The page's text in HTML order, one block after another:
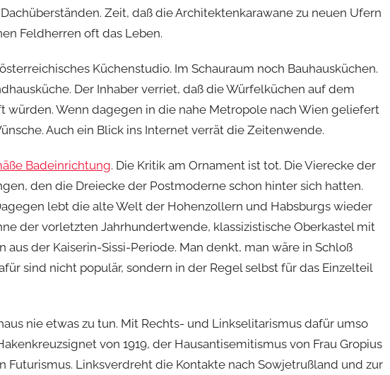
Zeit, daß die Architektenkarawane zu neuen Ufern
Feldherren oft das Leben.
Küchenstudio. Im Schauraum noch Bauhausküchen.
Der Inhaber verriet, daß die Würfelküchen auf dem
würden. Wenn dagegen in die nahe Metropole nach Wien geliefert
Auch ein Blick ins Internet verrät die Zeitenwende.
Badeinrichtung. Die Kritik am Ornament ist tot. Die Vierecke der
den die Dreiecke der Postmoderne schon hinter sich hatten.
lebt die alte Welt der Hohenzollern und Habsburgs wieder
der vorletzten Jahrhundertwende, klassizistische Oberkastel mit
der Kaiserin-Sissi-Periode. Man denkt, man wäre in Schloß
sind nicht populär, sondern in der Regel selbst für das Einzelteil
nie etwas zu tun. Mit Rechts- und Linkselitarismus dafür umso
von 1919, der Hausantisemitismus von Frau Gropius
Futurismus. Linksverdreht die Kontakte nach Sowjetrußland und zur